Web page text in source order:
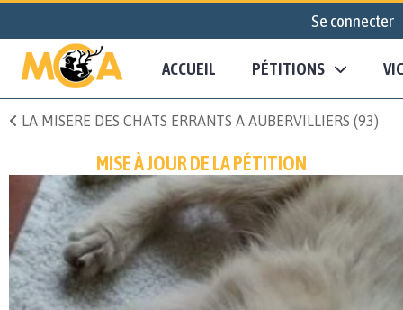
Se connecter
ACCUEIL PÉTITIONS
LA MISERE DES CHATS ERRANTS A AUBERVILLIERS (93)
MISE À JOUR DE LA PÉTITION